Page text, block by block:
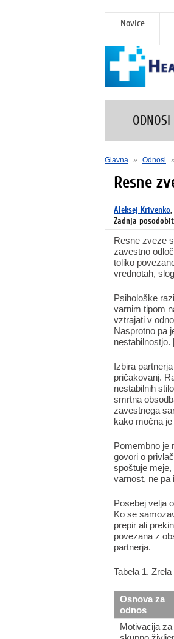
Novice
ODNOSI
Glavna » Odnosi »
Resne
Aleksej Krivenko
Zadnja
Resne zveze
zavestno
toliko
vrednotah,
Psihološke
varnim tipom
vztrajati v
Nasprotno pa
nestabilnostjo.
Izbira
pričakovanj.
nestabilnih
smrtna
zavestnega
kako močna
Pomembno je
govori o
spoštuje
varnost, ne pa
Posebej velja
Ko se
prepir ali
povezana z
partnerja.
Tabela 1.
Osnova za
odnos
Motivacija za